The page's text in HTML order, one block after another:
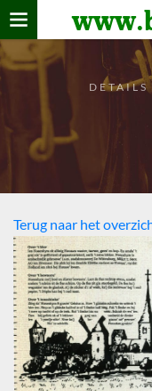
Home
verzamelen
De bierkaart
Bezoekers
Terug naar het